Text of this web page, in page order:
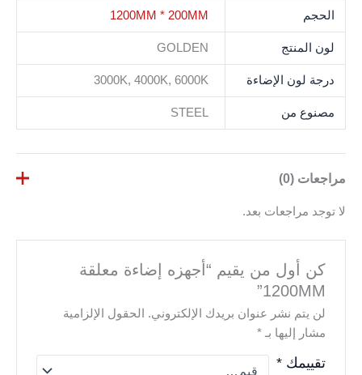
الحجم 1200MM * 200MM
لون المنتج GOLDEN
درجة لون الإضاءة 3000K, 4000K, 6000K
مصنوع من STEEL
مراجعات (0)
لا توجد مراجعات بعد.
كن أول من يقيم “أجهزه إضاءة معلقة
1200MM”
لن يتم نشر عنوان بريدك الإلكتروني.
الحقول الإلزامية
مشار إليها بـ*
تقييمك*